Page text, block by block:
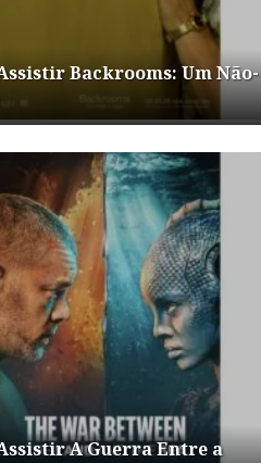
Backrooms: Um Não-
A Guerra Entre a